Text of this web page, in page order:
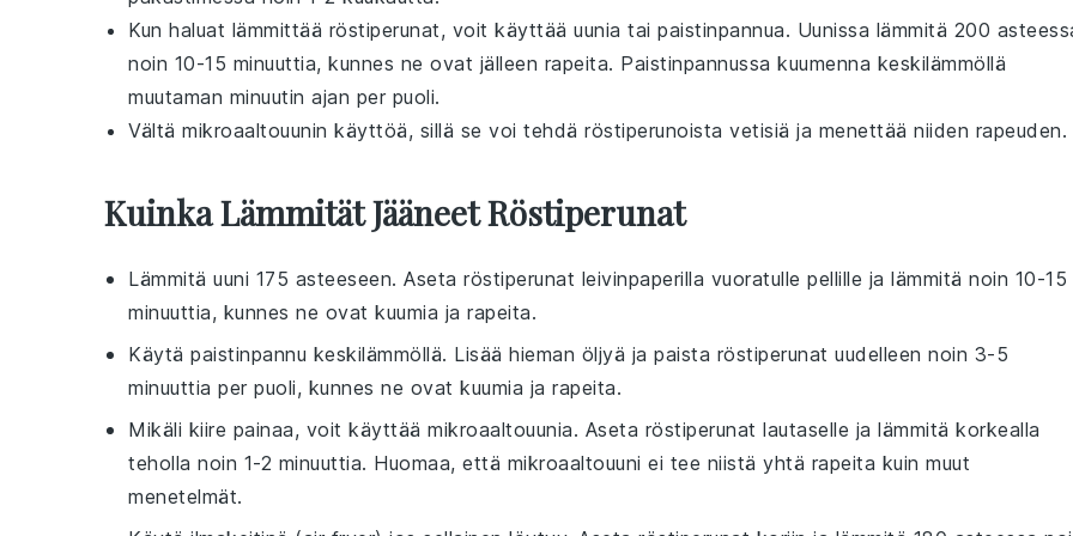
Kun haluat lämmittää röstiperunat, voit käyttää uunia tai paistinpannua. Uunissa lämmitä 200
noin 10-15 minuuttia, kunnes ne ovat jälleen rapeita. Paistinpannussa kuumenna keskilämmöllä
muutaman minuutin ajan per puoli.
Vältä mikroaaltouunin käyttöä, sillä se voi tehdä röstiperunoista vetisiä ja menettää niiden rapeuden.
Kuinka Lämmität Jääneet Röstiperunat
Lämmitä uuni 175 asteeseen. Aseta röstiperunat leivinpaperilla vuoratulle pellille ja lämmitä noin 10-15
minuuttia, kunnes ne ovat kuumia ja rapeita.
Käytä paistinpannu keskilämmöllä. Lisää hieman öljyä ja paista röstiperunat uudelleen noin 3-5
minuuttia per puoli, kunnes ne ovat kuumia ja rapeita.
Mikäli kiire painaa, voit käyttää mikroaaltouunia. Aseta röstiperunat lautaselle ja lämmitä korkealla
teholla noin 1-2 minuuttia. Huomaa, että mikroaaltouuni ei tee niistä yhtä rapeita kuin muut
menetelmät.